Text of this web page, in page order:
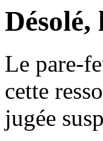
Désolé,
Le pare-
cette
jugée